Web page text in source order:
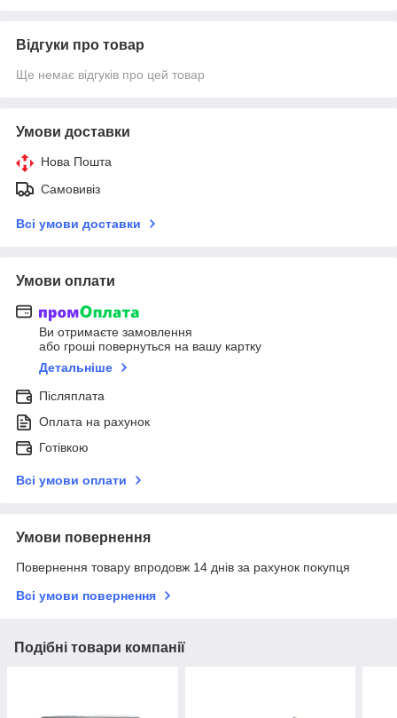
Відгуки про товар
Ще немає відгуків про цей товар
Умови доставки
Нова Пошта
Самовивіз
Всі умови доставки
Умови оплати
Ви отримаєте замовлення
або гроші повернуться на вашу картку
Детальніше
Післяплата
Оплата на рахунок
Готівкою
Всі умови оплати
Умови повернення
Повернення товару впродовж 14 днів за рахунок покупця
Всі умови повернення
Подібні товари компанії